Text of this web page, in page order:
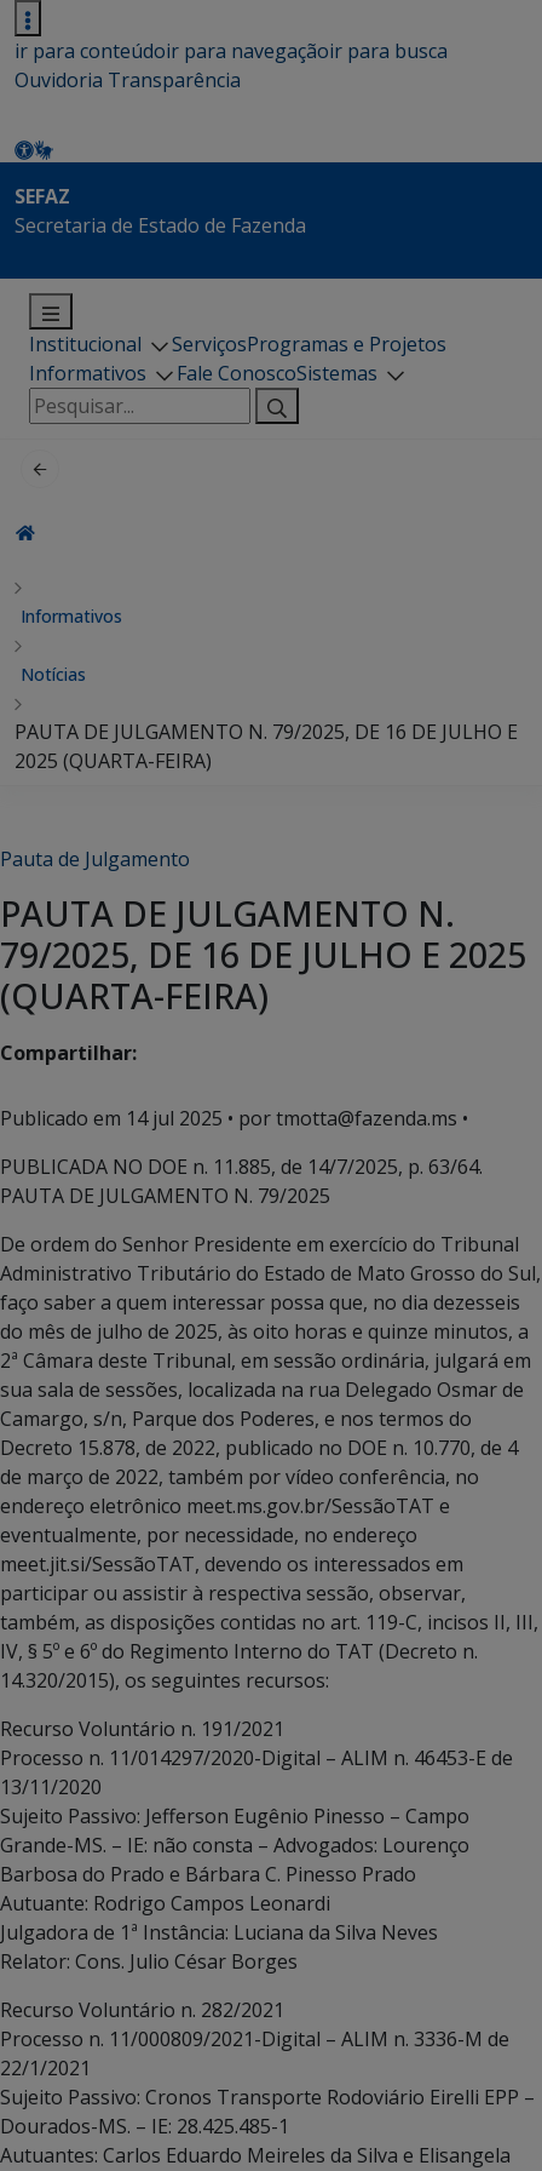
ir para conteúdoir para navegaçãoir para busca
Ouvidoria Transparência
SEFAZ
Secretaria de Estado de Fazenda
Institucional ServiçosProgramas e Projetos
Informativos
Fale ConoscoSistemas
Pesquisar
por:
Informativos
Notícias
PAUTA DE JULGAMENTO N. 79/2025, DE 16 DE JULHO E
2025 (QUARTA-FEIRA)
Pauta de Julgamento
PAUTA DE JULGAMENTO N.
79/2025, DE 16 DE JULHO E 2025
(QUARTA-FEIRA)
Compartilhar:
Publicado em 14 jul 2025 • por tmotta@fazenda.ms •
PUBLICADA NO DOE n. 11.885, de 14/7/2025, p. 63/64.
PAUTA DE JULGAMENTO N. 79/2025
De ordem do Senhor Presidente em exercício do Tribunal
Administrativo Tributário do Estado de Mato Grosso do Sul,
faço saber a quem interessar possa que, no dia dezesseis
do mês de julho de 2025, às oito horas e quinze minutos, a
2ª Câmara deste Tribunal, em sessão ordinária, julgará em
sua sala de sessões, localizada na rua Delegado Osmar de
Camargo, s/n, Parque dos Poderes, e nos termos do
Decreto 15.878, de 2022, publicado no DOE n. 10.770, de 4
de março de 2022, também por vídeo conferência, no
endereço eletrônico meet.ms.gov.br/SessãoTAT e
eventualmente, por necessidade, no endereço
meet.jit.si/SessãoTAT, devendo os interessados em
participar ou assistir à respectiva sessão, observar,
também, as disposições contidas no art. 119-C, incisos II, III,
IV, § 5º e 6º do Regimento Interno do TAT (Decreto n.
14.320/2015), os seguintes recursos:
Recurso Voluntário n. 191/2021
Processo n. 11/014297/2020-Digital – ALIM n. 46453-E de
13/11/2020
Sujeito Passivo: Jefferson Eugênio Pinesso – Campo
Grande-MS. – IE: não consta – Advogados: Lourenço
Barbosa do Prado e Bárbara C. Pinesso Prado
Autuante: Rodrigo Campos Leonardi
Julgadora de 1ª Instância: Luciana da Silva Neves
Relator: Cons. Julio César Borges
Recurso Voluntário n. 282/2021
Processo n. 11/000809/2021-Digital – ALIM n. 3336-M de
22/1/2021
Sujeito Passivo: Cronos Transporte Rodoviário Eirelli EPP –
Dourados-MS. – IE: 28.425.485-1
Autuantes: Carlos Eduardo Meireles da Silva e Elisangela